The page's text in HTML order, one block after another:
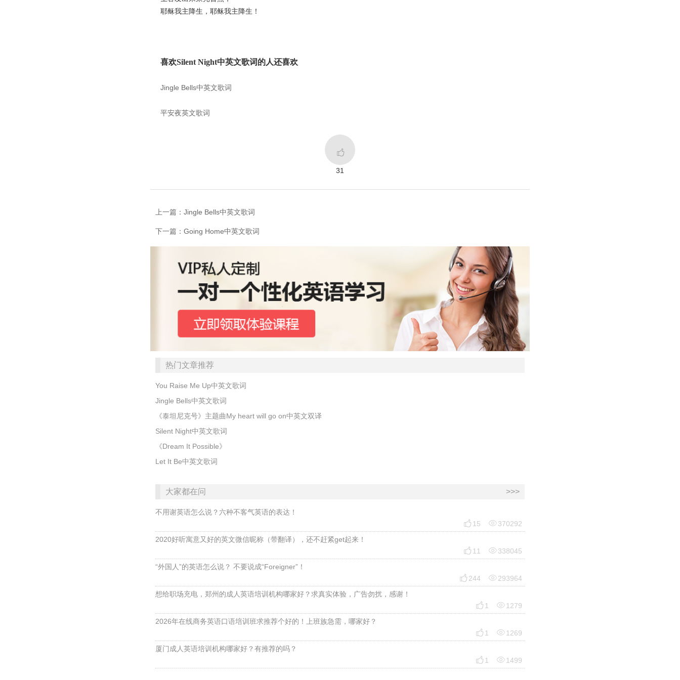
耶稣我主降生，耶稣我主降生！
喜欢Silent Night中英文歌词的人还喜欢
Jingle Bells中英文歌词
平安夜英文歌词

31
上一篇：Jingle Bells中英文歌词
下一篇：Going Home中英文歌词
热门文章推荐
You Raise Me Up中英文歌词
Jingle Bells中英文歌词
《泰坦尼克号》主题曲My heart will go on中英文双译
Silent Night中英文歌词
《Dream It Possible》
Let It Be中英文歌词
大家都在问 >>>
不用谢英语怎么说？六种不客气英语的表达！
 15 370292
2020好听寓意又好的英文微信昵称（带翻译），还不赶紧get起来！
 11 338045
“外国人”的英语怎么说？ 不要说成“Foreigner”！
 244 293964
想给职场充电，郑州的成人英语培训机构哪家好？求真实体验，广告勿扰，感谢！
 1 1279
2026年在线商务英语口语培训班求推荐个好的！上班族急需，哪家好？
 1 1269
厦门成人英语培训机构哪家好？有推荐的吗？
 1 1499